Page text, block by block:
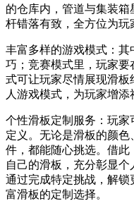
的仓库内，管道与集装
杆错落有致，全方位为玩
丰富多样的游戏模式：
巧；竞赛模式里，玩家
式可让玩家尽情展现滑板
人游戏模式，为玩家增添
个性滑板定制服务：玩家
定义。无论是滑板的颜
件，都能随心挑选。借
自己的滑板，充分彰显
通过完成特定挑战，解
富滑板的定制选择。